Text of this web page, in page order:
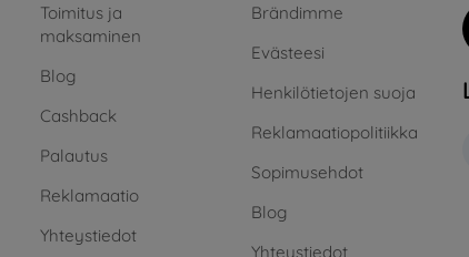
Toimitus ja
maksaminen
Blog
Cashback
Palautus
Reklamaatio
Yhteystiedot
Brändimme
Evästeesi
Henkilötietojen suoja
Reklamaatiopolitiikka
Sopimusehdot
Blog
Yhteystiedot